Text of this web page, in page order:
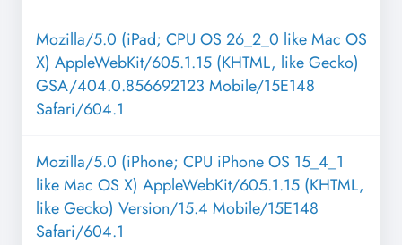
Mozilla/5.0 (iPad; CPU OS 26_2_0 like Mac OS
X) AppleWebKit/605.1.15 (KHTML, like Gecko)
GSA/404.0.856692123 Mobile/15E148
Safari/604.1
Mozilla/5.0 (iPhone; CPU iPhone OS 15_4_1
like Mac OS X) AppleWebKit/605.1.15 (KHTML,
like Gecko) Version/15.4 Mobile/15E148
Safari/604.1